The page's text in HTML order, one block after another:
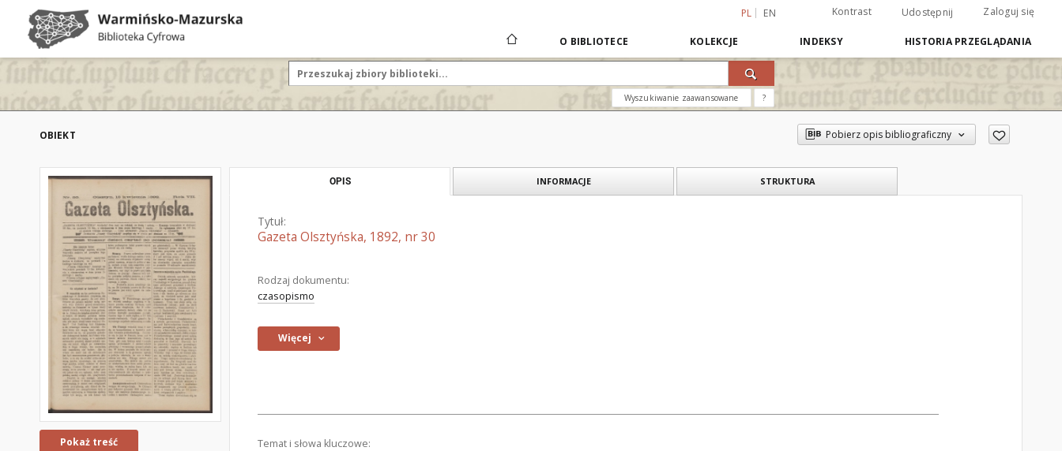
PL EN Kontrast Udostępnij Zaloguj się
O BIBLIOTECE KOLEKCJE INDEKSY HISTORIA PRZEGLĄDANIA
Wyszukiwanie zaawansowane ?
OBIEKT Pobierz opis bibliograficzny
Pokaż treść
OPIS INFORMACJE STRUKTURA
Tytuł:
Gazeta Olsztyńska, 1892, nr 30
Rodzaj dokumentu:
czasopismo
Więcej
Temat i słowa kluczowe: